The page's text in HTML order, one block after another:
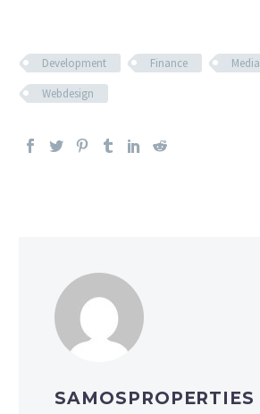
Development Finance
Media
Webdesign
SAMOSPROPERTIES